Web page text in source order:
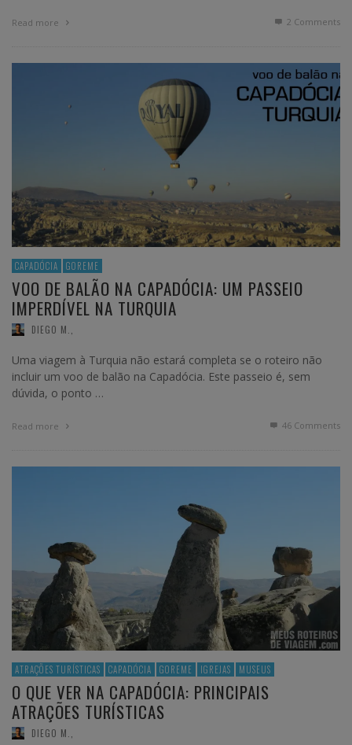
Read more 2 Comments
CAPADÓCIA GOREME
VOO DE BALÃO NA CAPADÓCIA: UM PASSEIO
IMPERDÍVEL NA TURQUIA
DIEGO M.
Uma viagem à Turquia não estará completa se o roteiro não
incluir um voo de balão na Capadócia. Este passeio é, sem
dúvida, o ponto …
Read more 46 Comments
ATRAÇÕES TURÍSTICAS CAPADÓCIA GOREME IGREJAS MUSEUS
O QUE VER NA CAPADÓCIA: PRINCIPAIS
ATRAÇÕES TURÍSTICAS
DIEGO M.